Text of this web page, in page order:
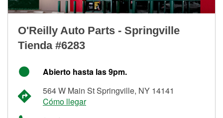
O'Reilly Auto Parts - Springville
Tienda #6283
Abierto hasta las 9pm.
564 W Main St Springville, NY 14141
Cómo llegar